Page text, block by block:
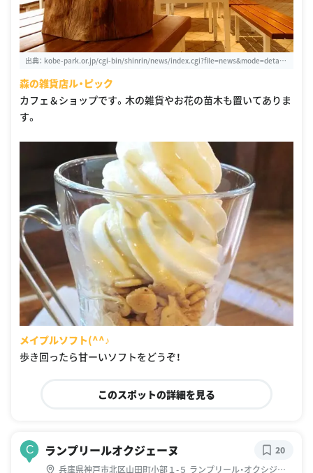
出典： kobe-park.or.jp/cgi-bin/shinrin/news/index.cgi?file=news&mode=detail
森の雑貨店ル・ピック
カフェ＆ショップです。木の雑貨やお花の苗木も置いてありま
す。
メイプルソフト(^^♪
歩き回ったら甘ーいソフトをどうぞ！
このスポットの詳細を見る
C ランプリールオクジェーヌ
兵庫県神戸市北区山田町小部１-５ ランプリール・オクシジェ
20